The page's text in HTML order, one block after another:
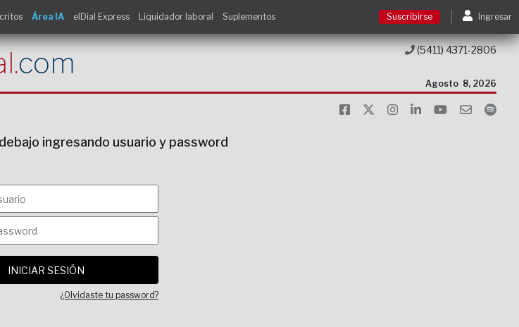
Suscribirse
Ingresar
Área IA elDial Express Liquidador laboral Suplementos Suscribirse Ingresar
com
Agosto 8, 2026
(5411) 4371-2806
ingresando usuario y password
¿Olvidaste tu password?